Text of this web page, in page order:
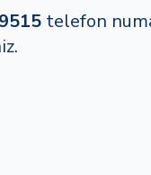
telefon